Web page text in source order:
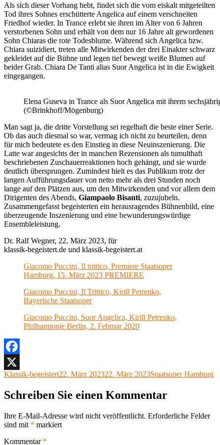
Als sich dieser Vorhang hebt, findet sich die vom eiskalt mitgeteilten
Tod ihres Sohnes erschütterte Angelica auf einem verschneiten
Friedhof wieder. In Trance erlebt sie ihren im Alter von 6 Jahren
verstorbenen Sohn und erhält von dem nur 16 Jahre alt gewordenen
Sohn Chiaras die rote Todesblume. Während sich Angelica bzw.
Chiara suizidiert, treten alle Mitwirkenden der drei Einakter schwarz
gekleidet auf die Bühne und legen tief bewegt weiße Blumen auf
beider Grab. Chiara De Tanti alias Suor Angelica ist in die Ewigkeit
eingegangen.
Elena Guseva in Trance als Suor Angelica mit ihrem
(©Brinkhoff/Mögenburg)
Man sagt ja, die dritte Vorstellung sei regelhaft die beste einer Serie.
Ob das auch diesmal so war, vermag ich nicht zu beurteilen, denn
für mich bedeutete es den Einstieg in diese Neuinszenierung. Die
Latte war angesichts der in manchen Rezensionen als tumulthaft
beschriebenen Zuschauerreaktionen hoch gehängt, und sie wurde
deutlich übersprungen. Zumindest hielt es das Publikum trotz der
langen Aufführungsdauer von netto mehr als drei Stunden noch
lange auf den Plätzen aus, um den Mitwirkenden und vor allem dem
Dirigenten des Abends, Giampaolo Bisanti, zuzujubeln.
Zusammengefasst begeisterten ein herausragendes Bühnenbild, eine
überzeugende Inszenierung und eine bewunderungswürdige
Ensembleleistung.
Dr. Ralf Wegner, 22. März 2023, für
klassik-begeistert.de und klassik-begeistert.at
Giacomo Puccini, Il trittico, Premiere Staatsoper
Hamburg, 15. März 2023 PREMIERE
Giacomo Puccini, Il Trittico, Kirill Petrenko,
Bayerische Staatsoper
Giacomo Puccini, Suor Angelica, Kirill Petrenko,
Philharmonie Berlin, 2. Februar 2020
Facebook
X
Autor
Klassik-begeistertVeröffentlicht
22. März 202322. März 2023Kategorien
Staatsoper Hamburg
Schreiben Sie einen Kommentar
Ihre E-Mail-Adresse wird nicht veröffentlicht. Erforderliche Felder
sind mit * markiert
Kommentar *